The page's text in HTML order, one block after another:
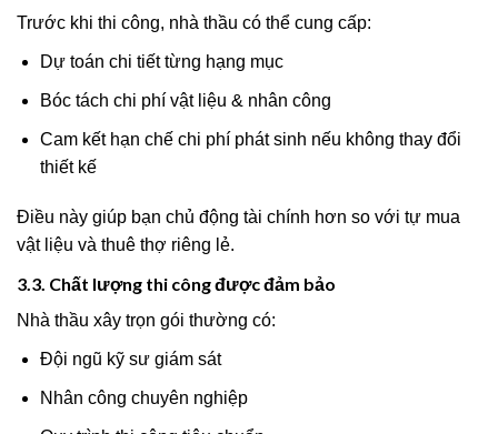
Trước khi thi công, nhà thầu có thể cung cấp:
Dự toán chi tiết từng hạng mục
Bóc tách chi phí vật liệu & nhân công
Cam kết hạn chế chi phí phát sinh nếu không thay đổi
thiết kế
Điều này giúp bạn chủ động tài chính hơn so với tự mua
vật liệu và thuê thợ riêng lẻ.
3.3. Chất lượng thi công được đảm bảo
Nhà thầu xây trọn gói thường có:
Đội ngũ kỹ sư giám sát
Nhân công chuyên nghiệp